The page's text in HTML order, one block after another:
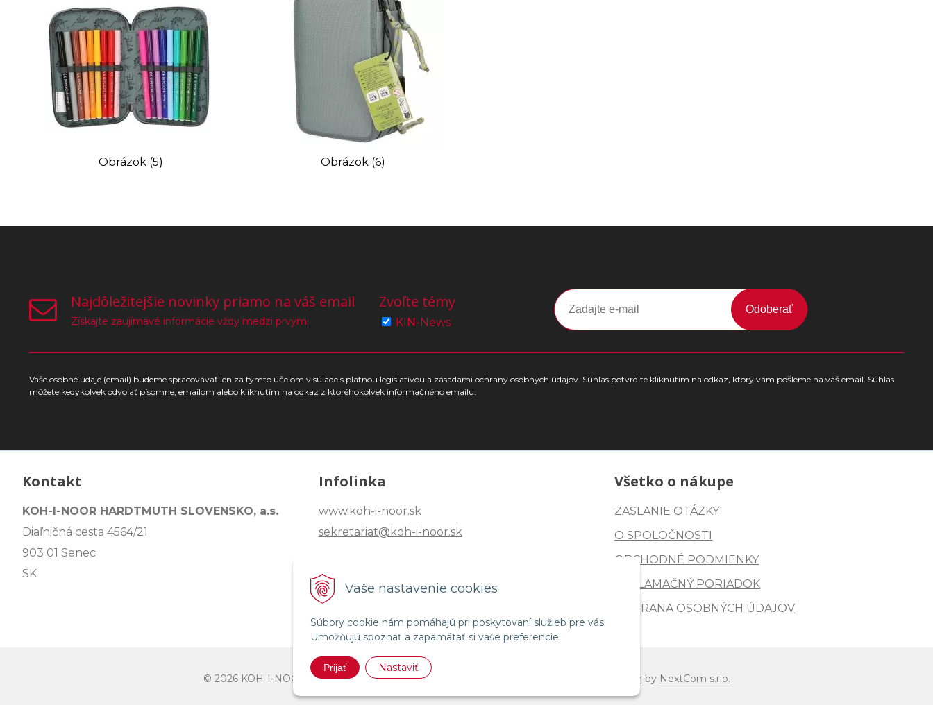
Vaše nastavenie cookies
Súbory cookie nám pomáhajú pri poskytovaní služieb pre vás.
Umožňujú spoznať a zapamätať si vaše preferencie.
Prijať Nastaviť
Obrázok (5) Obrázok (6)
Najdôležitejšie novinky priamo na váš email
Získajte zaujímavé informácie vždy medzi prvými
Zvoľte témy
KIN-News
Odoberať
Vaše osobné údaje (email) budeme spracovávať len za týmto účelom v súlade s platnou legislatívou a zásadami ochrany osobných údajov. Súhlas potvrdíte kliknutím na odkaz, ktorý vám pošleme na váš email. Súhlas
môžete kedykoľvek odvolať písomne, emailom alebo kliknutím na odkaz z ktoréhokoľvek informačného emailu.
Kontakt
KOH-I-NOOR HARDTMUTH SLOVENSKO, a.s.
Diaľničná cesta 4564/21
903 01 Senec
SK
Infolinka
www.koh-i-noor.sk
sekretariat@koh-i-noor.sk
Tel: +421 2 40252101
Fax: +421 2 44872870
Všetko o nákupe
ZASLANIE OTÁZKY
O SPOLOČNOSTI
OBCHODNÉ PODMIENKY
REKLAMAČNÝ PORIADOK
OCHRANA OSOBNÝCH ÚDAJOV
© 2026 KOH-I-NOOR HARDTMUTH SLOVENSKO • e-shop Pohoda Connectorby NextCom s.r.o.